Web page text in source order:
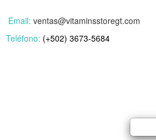
Email: ventas@vitaminsstoregt.com
Teléfono: (+502) 3673-5684